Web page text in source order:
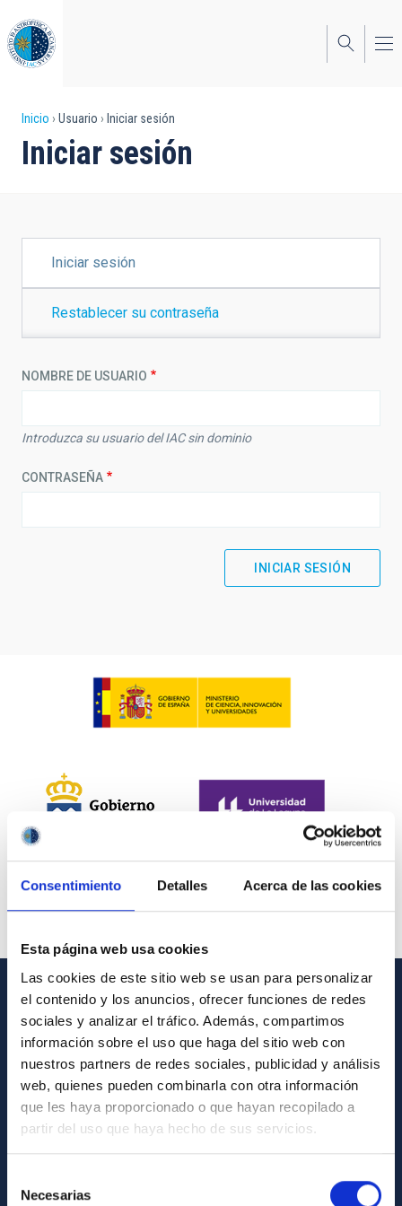
Consentimiento Detalles Acerca de las cookies
Esta página web usa cookies
Las cookies de este sitio web se usan para personalizar
el contenido y los anuncios, ofrecer funciones de redes
sociales y analizar el tráfico. Además, compartimos
información sobre el uso que haga del sitio web con
nuestros partners de redes sociales, publicidad y análisis
web, quienes pueden combinarla con otra información
que les haya proporcionado o que hayan recopilado a
partir del uso que haya hecho de sus servicios.
Necesarias
al
contenido
principal
Sobrescribir
enlaces
la
navegación
Inicio Usuario Iniciar sesión
Iniciar sesión
PRINCIPALES
Iniciar sesión
Restablecer su contraseña
NOMBRE DE USUARIO
Introduzca su usuario del IAC sin dominio
CONTRASEÑA
INFORMACIÓN GENERAL
Contacto
Cómo llegar al IAC
Directorio de personal
Biblioteca